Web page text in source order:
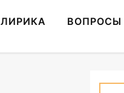
ЛИРИКА ВОПРОСЫ